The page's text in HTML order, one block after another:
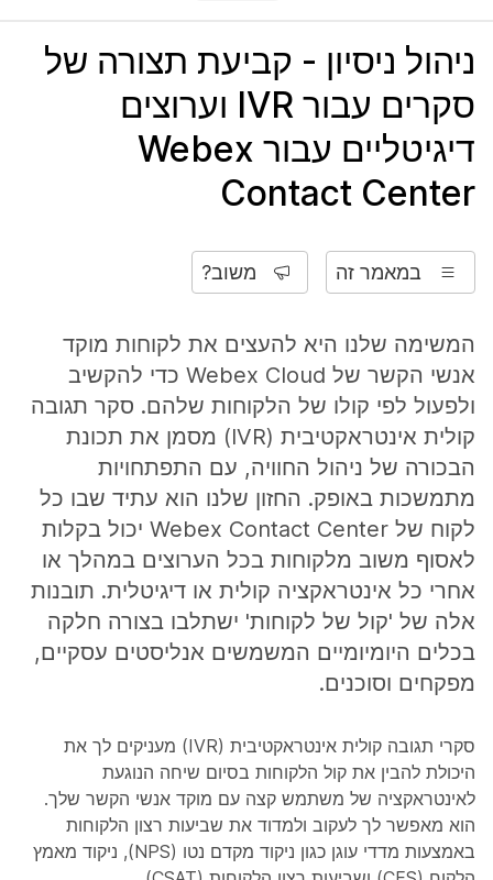
ניהול ניסיון - קביעת תצורה של
סקרים עבור IVR וערוצים
דיגיטליים עבור Webex
Contact Center
במאמר זה משוב?
המשימה שלנו היא להעצים את לקוחות מוקד
אנשי הקשר של Webex Cloud כדי להקשיב
ולפעול לפי קולו של הלקוחות שלהם. סקר תגובה
קולית אינטראקטיבית (IVR) מסמן את תכונת
הבכורה של ניהול החוויה, עם התפתחויות
מתמשכות באופק. החזון שלנו הוא עתיד שבו כל
לקוח של Webex Contact Center יכול בקלות
לאסוף משוב מלקוחות בכל הערוצים במהלך או
אחרי כל אינטראקציה קולית או דיגיטלית. תובנות
אלה של 'קול של לקוחות' ישתלבו בצורה חלקה
בכלים היומיומיים המשמשים אנליסטים עסקיים,
מפקחים וסוכנים.
סקרי תגובה קולית אינטראקטיבית (IVR) מעניקים לך את
היכולת להבין את קול הלקוחות בסיום שיחה הנוגעת
לאינטראקציה של משתמש קצה עם מוקד אנשי הקשר שלך.
הוא מאפשר לך לעקוב ולמדוד את שביעות רצון הלקוחות
באמצעות מדדי עוגן כגון ניקוד מקדם נטו (NPS), ניקוד מאמץ